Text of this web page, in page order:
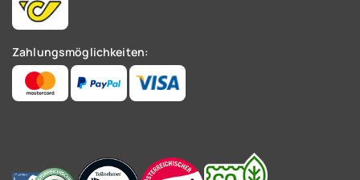
Zahlungsmöglichkeiten: